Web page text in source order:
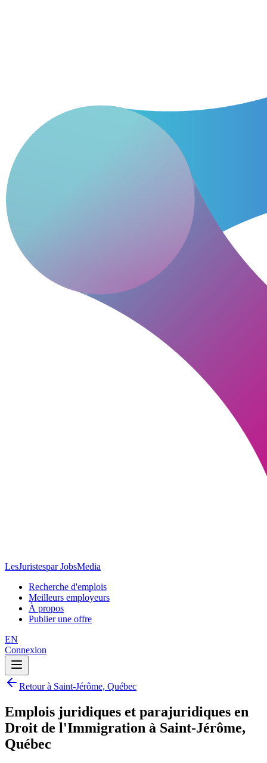
LesJuristespar JobsMedia
Recherche d'emplois
Meilleurs employeurs
À propos
Publier une offre
EN
Connexion
Retour à Saint-Jérôme, Québec
Emplois juridiques et parajuridiques en
Droit de l'Immigration à Saint-Jérôme,
Québec